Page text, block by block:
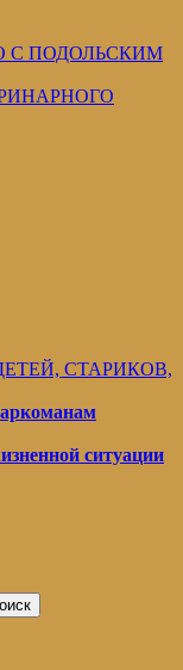
С ПОДОЛЬСКИМ
СТАРИКОВ,
ситуации